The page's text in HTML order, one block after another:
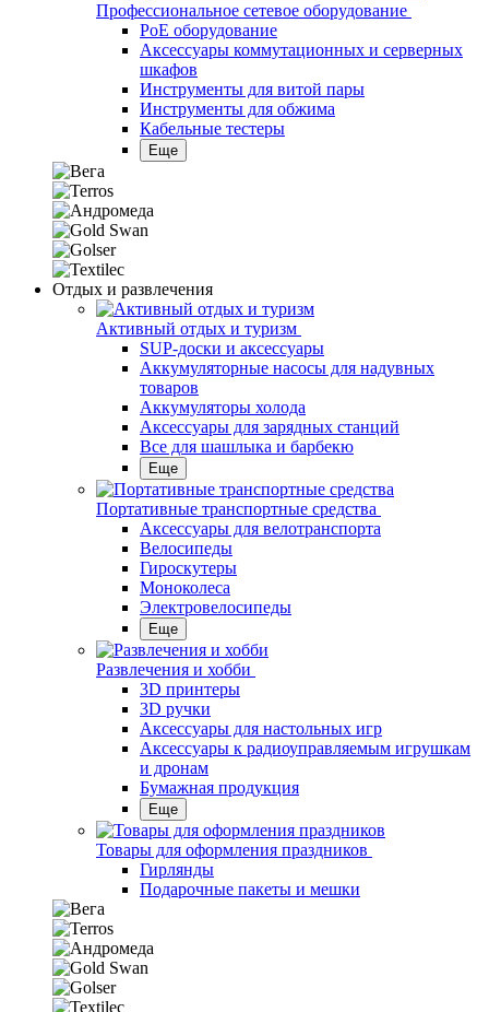
Профессиональное сетевое оборудование
PoE оборудование
Аксессуары коммутационных и серверных
шкафов
Инструменты для витой пары
Инструменты для обжима
Кабельные тестеры
Еще
Отдых и развлечения
Активный отдых и туризм
SUP-доски и аксессуары
Аккумуляторные насосы для надувных
товаров
Аккумуляторы холода
Аксессуары для зарядных станций
Все для шашлыка и барбекю
Еще
Портативные транспортные средства
Аксессуары для велотранспорта
Велосипеды
Гироскутеры
Моноколеса
Электровелосипеды
Еще
Развлечения и хобби
3D принтеры
3D ручки
Аксессуары для настольных игр
Аксессуары к радиоуправляемым игрушкам
и дронам
Бумажная продукция
Еще
Товары для оформления праздников
Гирлянды
Подарочные пакеты и мешки